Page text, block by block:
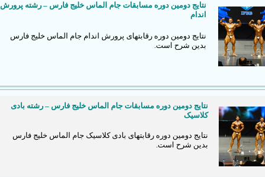
نتايج دومين دوره مسابقات جام الماس خليج فارس – رشته پرورش
اندام
نتایج دومین دوره رقابتهای پرورش اندام جام الماس خلیج فارس
بدین شرح است.
نتايج دومين دوره مسابقات جام الماس خليج فارس – رشته بادی
کلاسیک
نتایج دومین دوره رقابتهای بادی کلاسیک جام الماس خلیج فارس
بدین شرح است.